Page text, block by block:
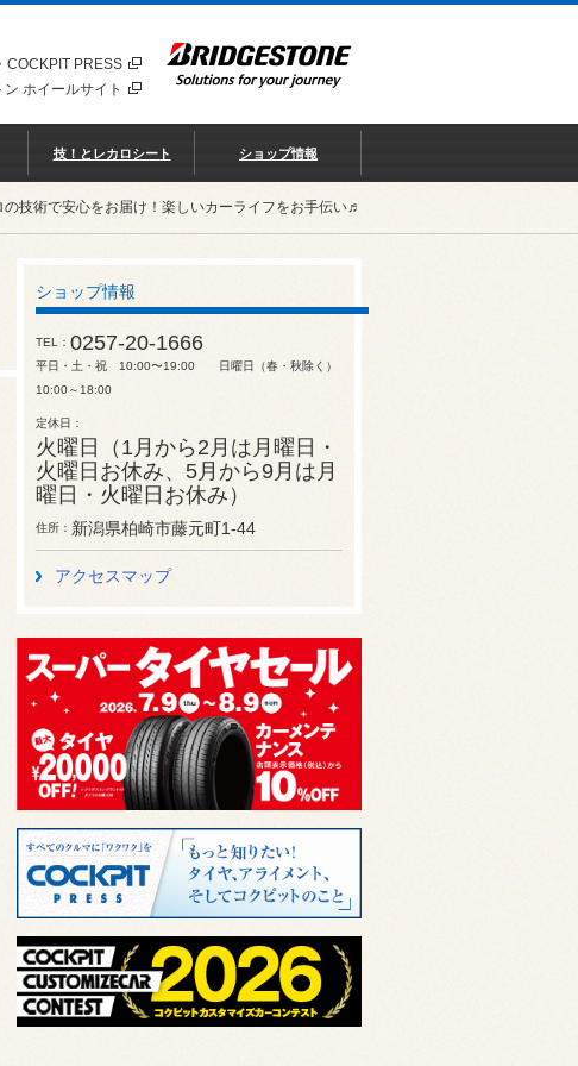
COCKPIT PRESS
ン ホイールサイト
技！とレカロシート ショップ情報
技術で安心をお届け！楽しいカーライフをお手伝い♬
ショップ情報
TEL 0257-20-1666
平日・土・祝 10:00〜19:00 日曜日（春・秋除く）
10:00～18:00
定休日
火曜日（1月から2月は月曜日・
火曜日お休み、5月から9月は月
曜日・火曜日お休み）
住所 新潟県柏崎市藤元町1-44
アクセスマップ